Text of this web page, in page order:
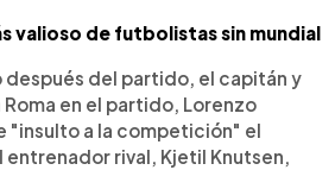
valioso de futbolistas sin mundial
después del partido, el capitán y
en el partido, Lorenzo
"insulto a la competición" el
rival, Kjetil Knutsen,